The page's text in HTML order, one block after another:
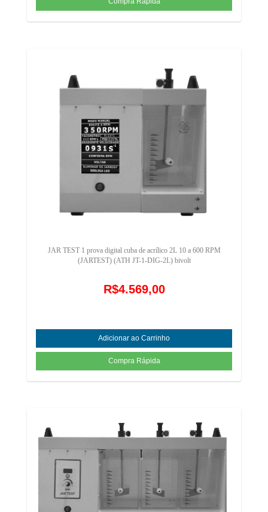
JAR TEST 1 prova digital cuba de acrílico 2L 10 a 600 RPM
(JARTEST) (ATH JT-1-DIG-2L) bivolt
R$4.569,00